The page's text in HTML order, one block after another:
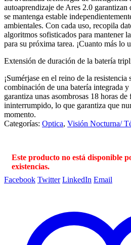
autoaprendizaje de Ares 2.0 garantizan
se mantenga estable
ambientales. Con cada uso, recopila
algoritmos sofisticados para mantener
para su próxima tarea. ¡Cuanto más lo
Extensión de duración de la batería
¡Sumérjase en el reino de la
combinación de una batería integrada
garantiza unas asombrosas 18 horas
ininterrumpido, lo que garantiza que
momento.
Categorías: Optica, Visión Nocturna/
Este producto no está disponible
existencias.
Facebook Twitter LinkedIn Email